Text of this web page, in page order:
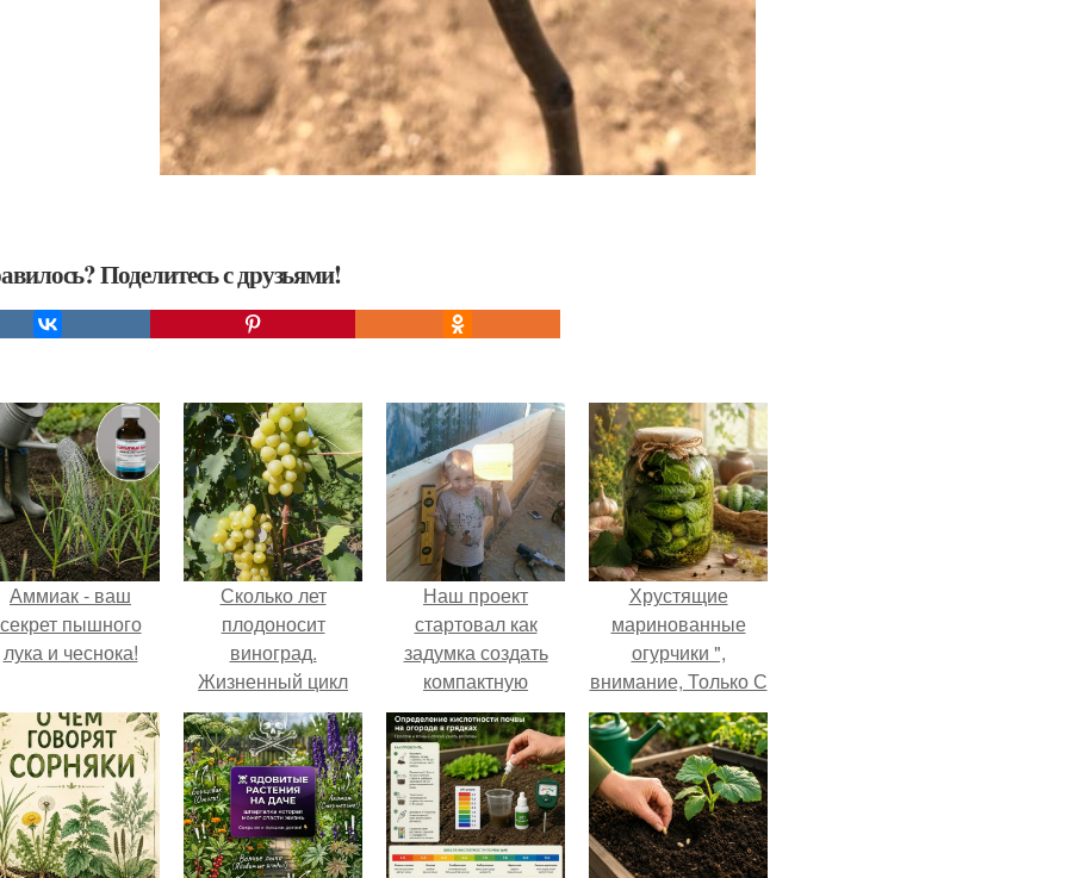
Поделитесь с друзьями!
Аммиак - ваш
секрет пышного
лука и чеснока!
Сколько лет
плодоносит
виноград.
Жизненный цикл
винограда
Наш проект
стартовал как
задумка создать
компактную
беседку для
отдыха.
Хрустящие
маринованные
огурчики ",
внимание, Только С
Грядки".